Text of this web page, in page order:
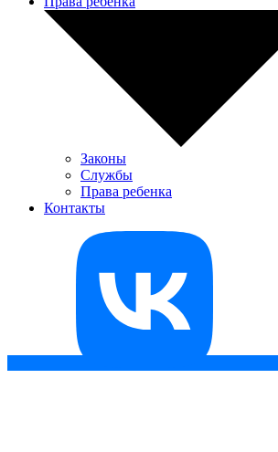
Законы
Службы
Права ребенка
Контакты